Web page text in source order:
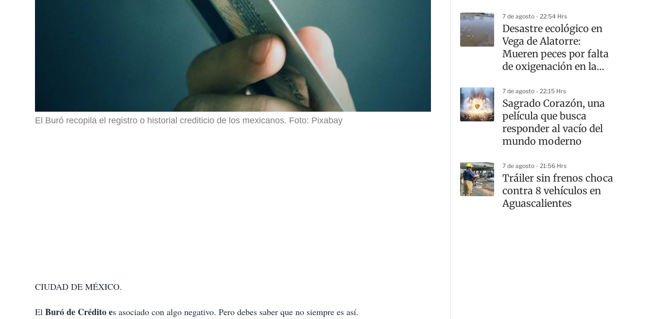
El Buró recopila el registro o historial crediticio de los mexicanos. Foto: Pixabay
CIUDAD DE MÉXICO.
El Buró de Crédito es asociado con algo negativo. Pero debes saber que no siempre es así.
7 de agosto - 22:54 Hrs
Desastre ecológico en
Vega de Alatorre:
Mueren peces por falta
de oxigenación en la
7 de agosto - 22:15 Hrs
Sagrado Corazón, una
película que busca
responder al vacío del
mundo moderno
7 de agosto - 21:56 Hrs
Tráiler sin frenos choca
contra 8 vehículos en
Aguascalientes